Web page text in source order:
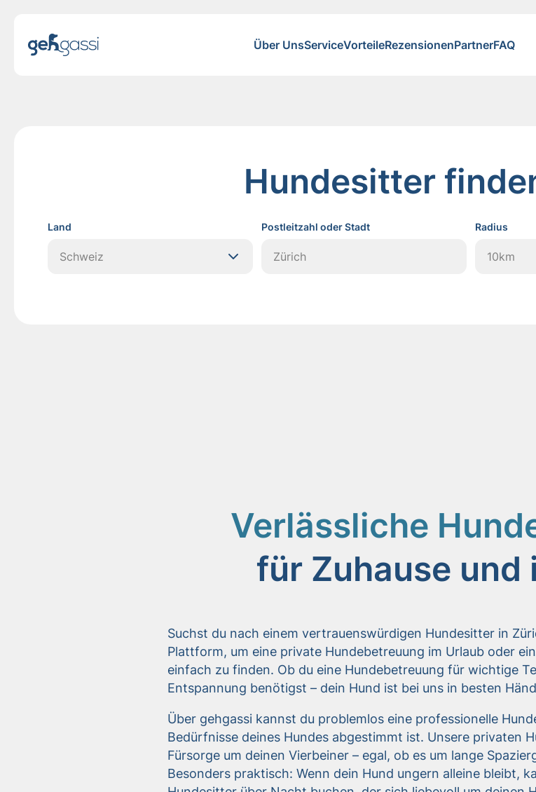
Über UnsServiceVorteileRezensionenPartnerFAQ
Hundesitter
Land Postleitzahl oder Stadt Radius
Verlässliche
für Zuhause und
Suchst du nach einem vertrauenswürdigen Hundesitter in
Plattform, um eine private Hundebetreuung im Urlaub oder
einfach zu finden. Ob du eine Hundebetreuung für wichtige
Entspannung benötigst – dein Hund ist bei uns in besten
Über gehgassi kannst du problemlos eine professionelle
Bedürfnisse deines Hundes abgestimmt ist. Unsere privaten
Fürsorge um deinen Vierbeiner – egal, ob es um lange
Besonders praktisch: Wenn dein Hund ungern alleine bleibt,